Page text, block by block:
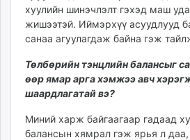
хуулийн шинэчлэлт гэхэд маш
жишээтэй. Иймэрхүү асуудлууд
санаа агуулагдаж байна гэж
Төлбөрийн тэнцлийн балансыг
өөр ямар арга хэмжээ авч
шаардлагатай вэ?
Миний харж байгаагаар гадаад
балансын хямрал гэж ярья л даа,